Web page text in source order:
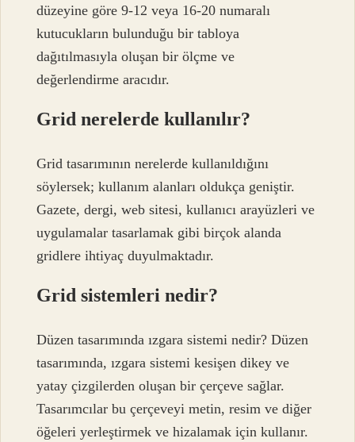
düzeyine göre 9-12 veya 16-20 numaralı
kutucukların bulunduğu bir tabloya
dağıtılmasıyla oluşan bir ölçme ve
değerlendirme aracıdır.
Grid nerelerde kullanılır?
Grid tasarımının nerelerde kullanıldığını
söylersek; kullanım alanları oldukça geniştir.
Gazete, dergi, web sitesi, kullanıcı arayüzleri ve
uygulamalar tasarlamak gibi birçok alanda
gridlere ihtiyaç duyulmaktadır.
Grid sistemleri nedir?
Düzen tasarımında ızgara sistemi nedir? Düzen
tasarımında, ızgara sistemi kesişen dikey ve
yatay çizgilerden oluşan bir çerçeve sağlar.
Tasarımcılar bu çerçeveyi metin, resim ve diğer
öğeleri yerleştirmek ve hizalamak için kullanır.